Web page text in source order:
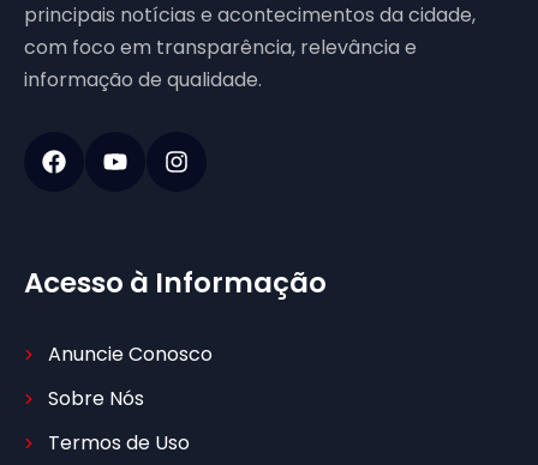
principais notícias e acontecimentos da cidade,
com foco em transparência, relevância e
informação de qualidade.
Acesso à Informação
Anuncie Conosco
Sobre Nós
Termos de Uso